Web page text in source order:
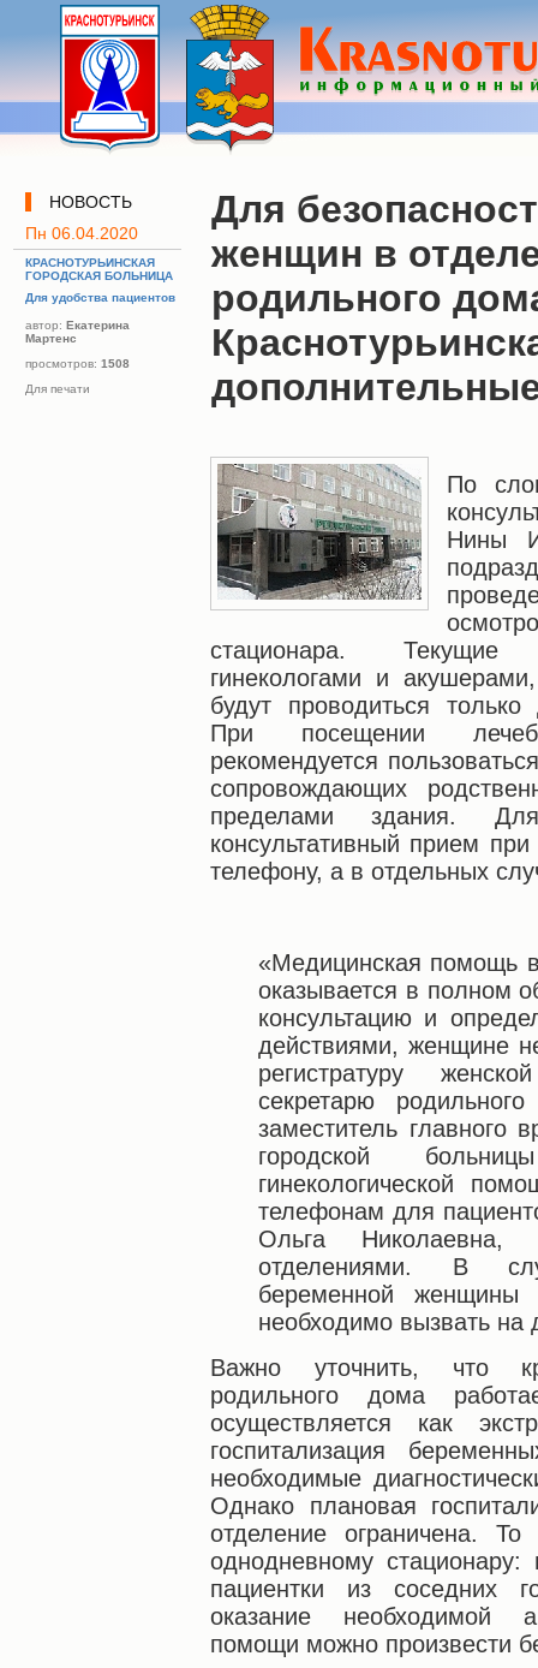
НОВОСТЬ
Пн 06.04.2020
КРАСНОТУРЬИНСКАЯ
ГОРОДСКАЯ БОЛЬНИЦА
Для удобства пациентов
автор: Екатерина
Мартенс
просмотров: 1508
Для печати
Для
женщин в
родильного
По
Нины
стационара.
гинекологами и
будут проводиться
При посещении
рекомендуется
сопровождающих
пределами здания.
консультативный прием
телефону, а в отдельных
«Медицинская помощь
оказывается в полном
консультацию и
действиями, женщине
регистратуру
секретарю
заместитель главного
городской
гинекологической
телефонам для
Ольга
отделениями. В
беременной
необходимо вызвать на
Важно уточнить, что
родильного дома
осуществляется как
госпитализация
необходимые
Однако плановая
отделение ограничена.
однодневному
пациентки из соседних
оказание необходимой
помощи можно произвести